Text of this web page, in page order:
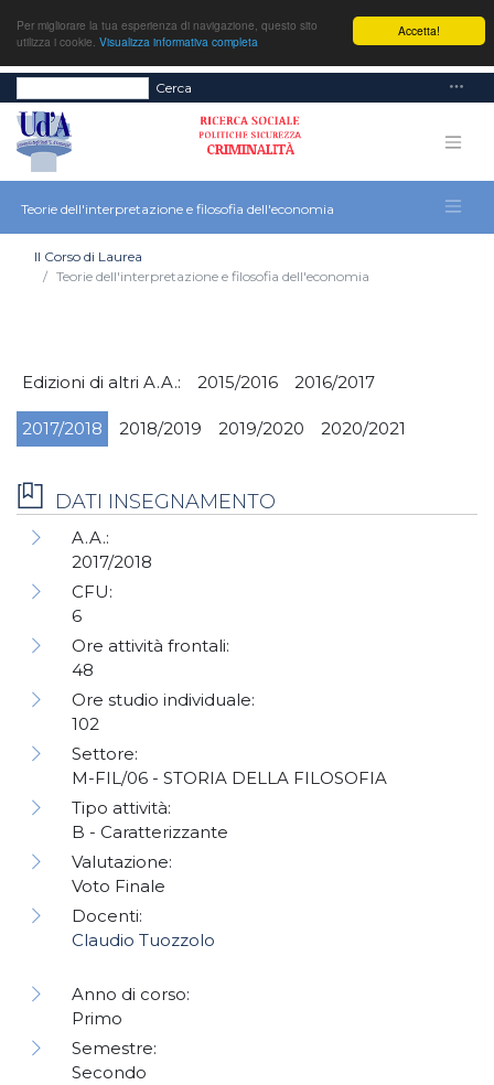
Accetta!
Per migliorare la tua esperienza di navigazione, questo sito
utilizza i cookie. Visualizza informativa completa
Cerca
Teorie dell'interpretazione e filosofia dell'economia
Il Corso di Laurea
Teorie dell'interpretazione e filosofia dell'economia
Edizioni di altri A.A.: 2015/2016 2016/2017
2017/2018 2018/2019 2019/2020 2020/2021
DATI INSEGNAMENTO
A.A.:
2017/2018
CFU:
6
Ore attività frontali:
48
Ore studio individuale:
102
Settore:
M-FIL/06 - STORIA DELLA FILOSOFIA
Tipo attività:
B - Caratterizzante
Valutazione:
Voto Finale
Docenti:
Claudio Tuozzolo
Anno di corso:
Primo
Semestre:
Secondo